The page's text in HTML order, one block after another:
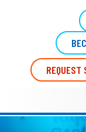
REQUEST